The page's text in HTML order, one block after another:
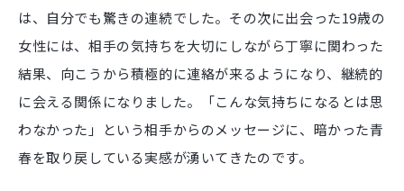
は、自分でも驚きの連続でした。その次に出会った19歳の
女性には、相手の気持ちを大切にしながら丁寧に関わった
結果、向こうから積極的に連絡が来るようになり、継続的
に会える関係になりました。「こんな気持ちになるとは思
わなかった」という相手からのメッセージに、暗かった青
春を取り戻している実感が湧いてきたのです。